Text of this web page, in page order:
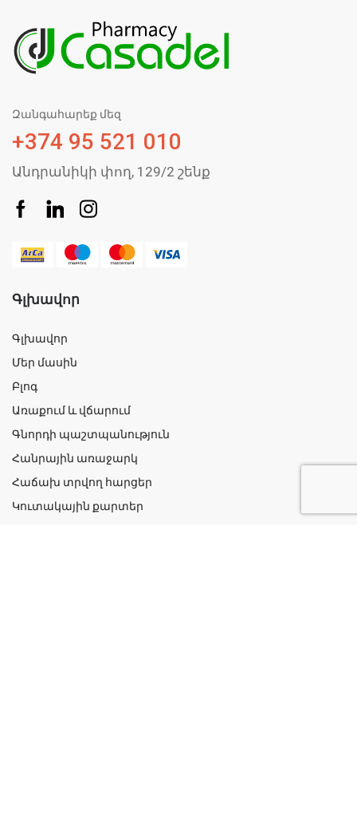
Զանգահարեք մեզ
+374 95 521 010
Անդրանիկի փող, 129/2 շենք
Գլխավոր
Գլխավոր
Մեր մասին
Բլոգ
Առաքում և վճարում
Գնորդի պաշտպանություն
Հանրային առաջարկ
Հաճախ տրվող հարցեր
Կուտակային քարտեր